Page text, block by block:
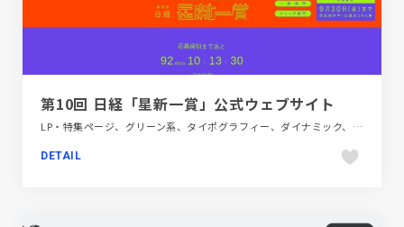
第10回 日経「星新一賞」公式ウェブサイト
LP・特集ページ、グリーン系、タイポグラフィー、ダイナミック、デザイン・アート・音楽・文芸、パープル系、フラットデザイン、ブランド・サービスサイト、ポップ、レッド系
DETAIL